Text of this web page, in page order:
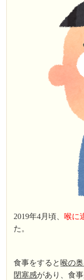
2019年4月頃、 喉に
た。
食事をすると 喉の
閉塞感があり、食